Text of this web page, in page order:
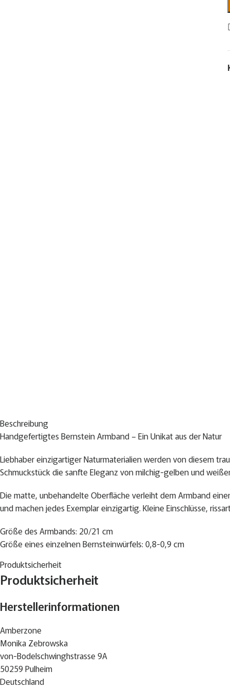
Beschreibung
Handgefertigtes Bernstein Armband – Ein Unikat aus der Natur
Liebhaber einzigartiger Naturmaterialien werden von diesem
Schmuckstück die sanfte Eleganz von milchig-gelben und
Die matte, unbehandelte Oberfläche verleiht dem Armband
und machen jedes Exemplar einzigartig. Kleine Einschlüsse,
Größe des Armbands: 20/21 cm
Größe eines einzelnen Bernsteinwürfels: 0,8-0,9 cm
Dieses Armband lässt sich hervorragend mit verschiedenen
Produktsicherheit
Produktsicherheit
Herstellerinformationen
Amberzone
Monika Zebrowska
von-Bodelschwinghstrasse 9A
50259 Pulheim
Deutschland